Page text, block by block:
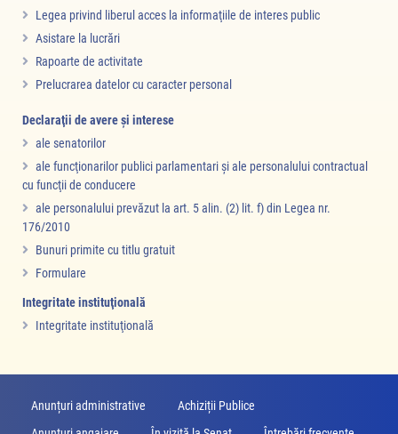
Legea privind liberul acces la informaţiile de interes public
Asistare la lucrări
Rapoarte de activitate
Prelucrarea datelor cu caracter personal
Declaraţii de avere şi interese
ale senatorilor
ale funcţionarilor publici parlamentari şi ale personalului contractual
cu funcţii de conducere
ale personalului prevăzut la art. 5 alin. (2) lit. f) din Legea nr.
176/2010
Bunuri primite cu titlu gratuit
Formulare
Integritate instituţională
Integritate instituţională
Anunțuri administrative
Achiziții Publice